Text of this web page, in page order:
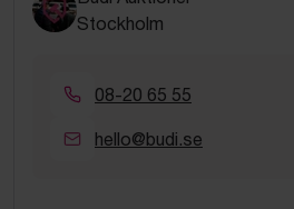
Stockholm
08-20 65 55
hello@budi.se